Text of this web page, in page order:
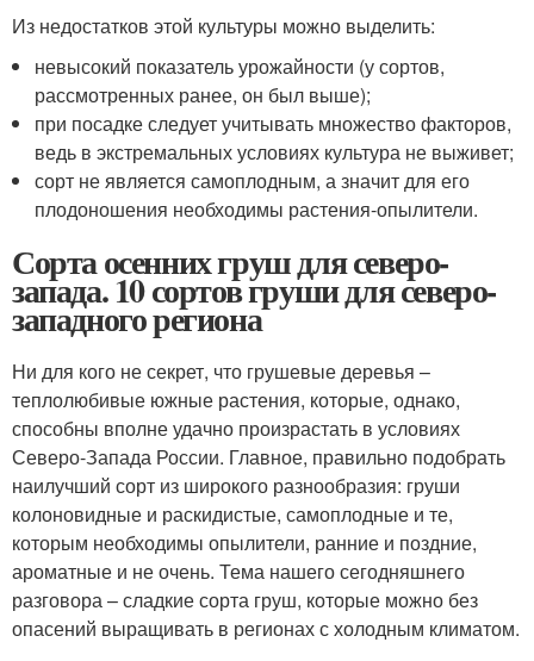
Из недостатков этой культуры можно выделить:
невысокий показатель урожайности (у сортов,
рассмотренных ранее, он был выше);
при посадке следует учитывать множество факторов,
ведь в экстремальных условиях культура не выживет;
сорт не является самоплодным, а значит для его
плодоношения необходимы растения-опылители.
Сорта осенних груш для северо-
запада. 10 сортов груши для северо-
западного региона
Ни для кого не секрет, что грушевые деревья –
теплолюбивые южные растения, которые, однако,
способны вполне удачно произрастать в условиях
Северо-Запада России. Главное, правильно подобрать
наилучший сорт из широкого разнообразия: груши
колоновидные и раскидистые, самоплодные и те,
которым необходимы опылители, ранние и поздние,
ароматные и не очень. Тема нашего сегодняшнего
разговора – сладкие сорта груш, которые можно без
опасений выращивать в регионах с холодным климатом.